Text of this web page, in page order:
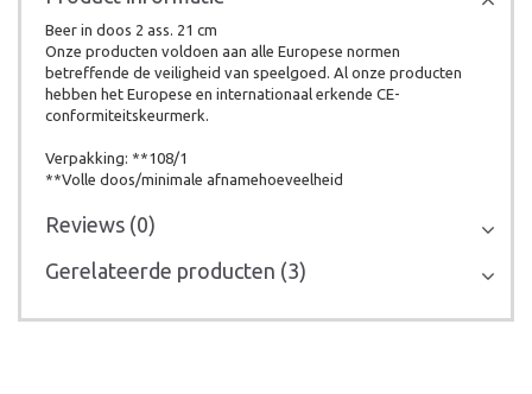
Beer in doos 2 ass. 21 cm
Onze producten voldoen aan alle Europese normen
betreffende de veiligheid van speelgoed. Al onze producten
hebben het Europese en internationaal erkende CE-
conformiteitskeurmerk.
Verpakking: **108/1
**Volle doos/minimale afnamehoeveelheid
Reviews (0)
Gerelateerde producten (3)